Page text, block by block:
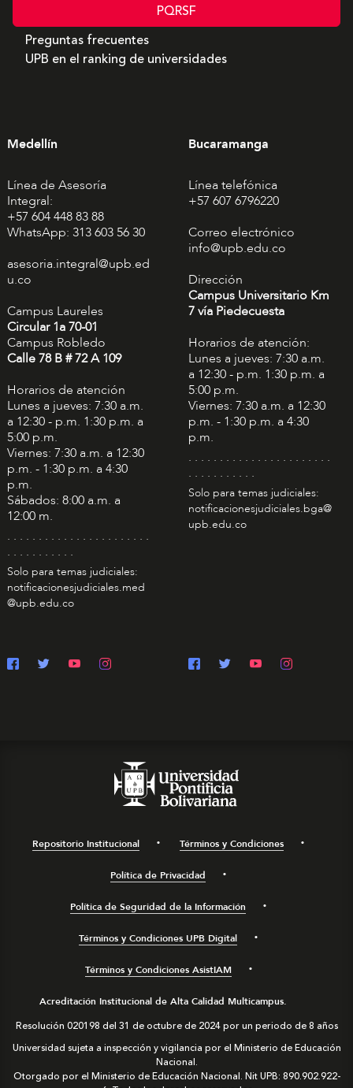
PQRSF
Preguntas frecuentes
UPB en el ranking de universidades
Medellín
Línea de Asesoría
Integral:
+57 604 448 83 88
WhatsApp: 313 603 56 30
asesoria.integral@upb.ed
u.co
Campus Laureles
Circular 1a 70-01
Campus Robledo
Calle 78 B # 72 A 109
Horarios de atención
Lunes a jueves: 7:30 a.m.
a 12:30 - p.m. 1:30 p.m. a
5:00 p.m.
Viernes: 7:30 a.m. a 12:30
p.m. - 1:30 p.m. a 4:30
p.m.
Sábados: 8:00 a.m. a
12:00 m.
. . . . . . . . . . . . . . . . . . . . . . .
. . . . . . . . . . .
Solo para temas judiciales:
notificacionesjudiciales.med
@upb.edu.co
Bucaramanga
Línea telefónica
+57 607 6796220
Correo electrónico
info@upb.edu.co
Dirección
Campus Universitario Km
7 vía Piedecuesta
Horarios de atención:
Lunes a jueves: 7:30 a.m.
a 12:30 - p.m. 1:30 p.m. a
5:00 p.m.
Viernes: 7:30 a.m. a 12:30
p.m. - 1:30 p.m. a 4:30
p.m.
. . . . . . . . . . . . . . . . . . . . . . .
. . . . . . . . . . .
Solo para temas judiciales:
notificacionesjudiciales.bga@
upb.edu.co
Repositorio Institucional Términos y Condiciones
Política de Privacidad
Política de Seguridad de la Información
Términos y Condiciones UPB Digital
Términos y Condiciones AsistIAM
Acreditación Institucional de Alta Calidad Multicampus.
Resolución 020198 del 31 de octubre de 2024 por un periodo de 8 años
Universidad sujeta a inspección y vigilancia por el Ministerio de Educación
Nacional.
Otorgado por el Ministerio de Educación Nacional. Nit UPB: 890.902.922-